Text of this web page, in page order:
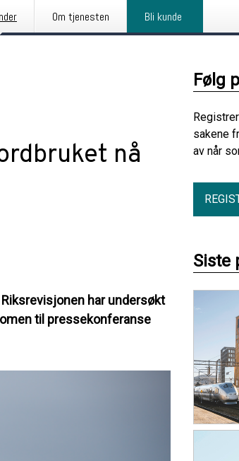
Om tjenesten Bli kunde
nå
har undersøkt
til pressekonferanse
Følg
sakene
av når
Siste